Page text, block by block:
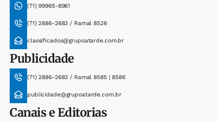
(71) 99965-8961
(71) 2886-2683 / Ramal 8526
classificados@grupoatarde.com.br
Publicidade
(71) 2886-2683 / Ramal 8585 | 8586
publicidade@grupoatarde.com.br
Canais e Editorias